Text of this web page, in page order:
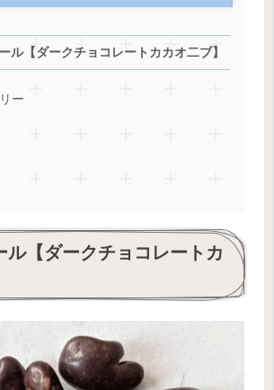
ル【ダークチョコレートカカオ二ブ】
ー
ル【ダークチョコレートカ